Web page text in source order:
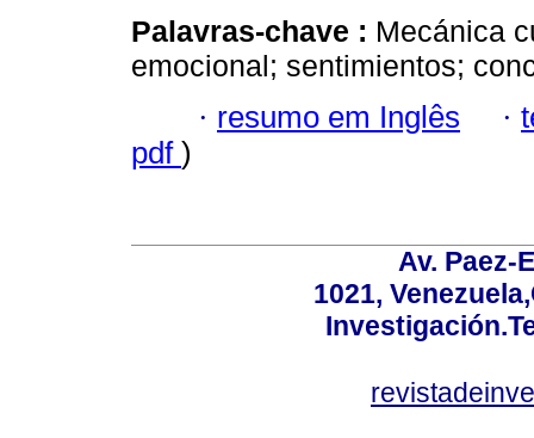
Palavras-chave : Mecánica
emocional; sentimientos;
· resumo em Inglês ·
pdf )
Av. Paez-
1021,